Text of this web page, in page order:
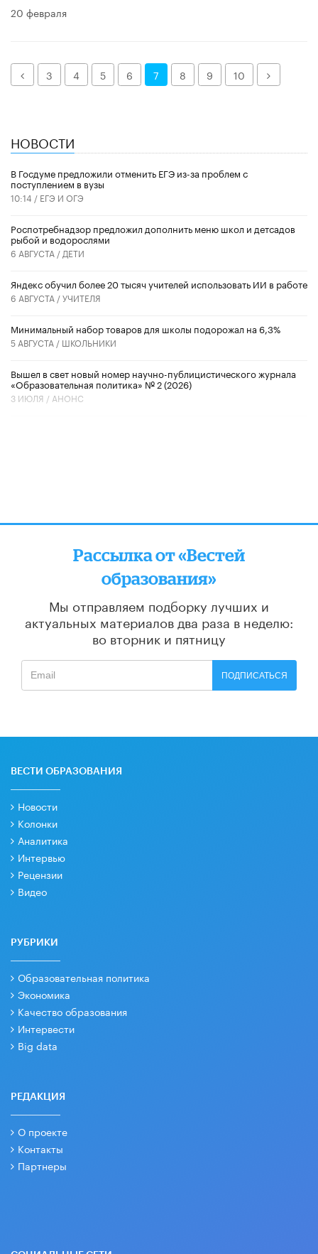
20 февраля
Назад
3 4 5 6 7 8 9 10 Далее
НОВОСТИ
В Госдуме предложили отменить ЕГЭ из-за проблем с
поступлением в вузы
10:14 / ЕГЭ И ОГЭ
Роспотребнадзор предложил дополнить меню школ и детсадов
рыбой и водорослями
6 АВГУСТА / ДЕТИ
​Яндекс обучил более 20 тысяч учителей использовать ИИ в работе
6 АВГУСТА /УЧИТЕЛЯ
Минимальный набор товаров для школы подорожал на 6,3%
5 АВГУСТА / ШКОЛЬНИКИ
Вышел в свет новый номер научно-публицистического журнала
«Образовательная политика» № 2 (2026)
3 ИЮЛЯ / АНОНС
Рассылка от «Вестей
образования»
Мы отправляем подборку лучших и
актуальных материалов два раза в неделю:
во вторник и пятницу
ПОДПИСАТЬСЯ
ВЕСТИ ОБРАЗОВАНИЯ
Новости
Колонки
Аналитика
Интервью
Рецензии
Видео
РУБРИКИ
Образовательная политика
Экономика
Качество образования
Интервести
Big data
РЕДАКЦИЯ
О проекте
Контакты
Партнеры